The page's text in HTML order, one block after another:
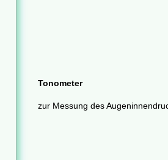
Tonometer
zur Messung des